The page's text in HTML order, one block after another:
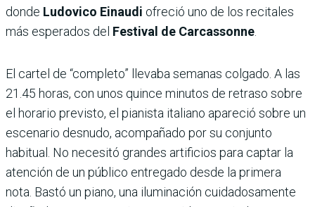
donde Ludovico Einaudi ofreció uno de los recitales
más esperados del Festival de Carcassonne
El cartel de “completo” llevaba semanas colgado. A las
21.45 horas, con unos quince minutos de retraso sobre
el horario previsto, el pianista italiano apareció sobre un
escenario desnudo, acompañado por su conjunto
habitual. No necesitó grandes artificios para captar la
atención de un público entregado desde la primera
nota. Bastó un piano, una iluminación cuidadosamente